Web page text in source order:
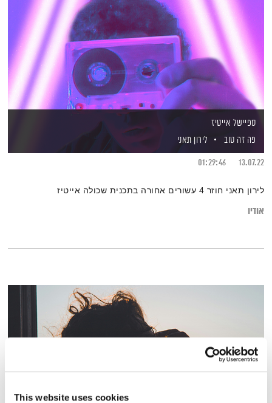
This website uses cookies
ספיישל אייטיז
פה זה טוב
לירון תאני
13.07.22
01:29:46
לירון תאני חוזר 4 עשורים אחורה בתכנית שכולה אייטיז
אודיו